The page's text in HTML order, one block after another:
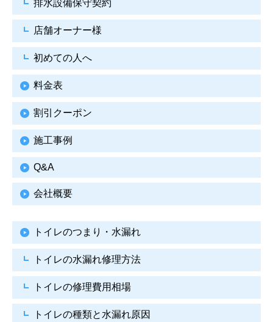
排水設備保守契約
店舗オーナー様
初めての人へ
料金表
割引クーポン
施工事例
Q&A
会社概要
トイレのつまり・水漏れ
トイレの水漏れ修理方法
トイレの修理費用相場
トイレの種類と水漏れ原因